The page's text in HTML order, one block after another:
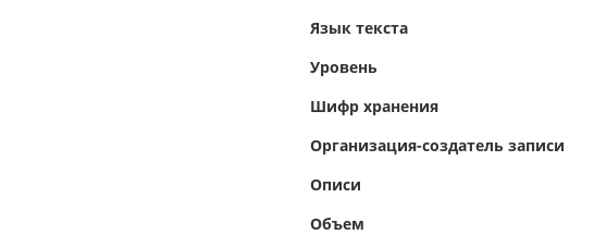
Язык текста
Уровень
Шифр хранения
Организация-создатель записи
Описи
Объем